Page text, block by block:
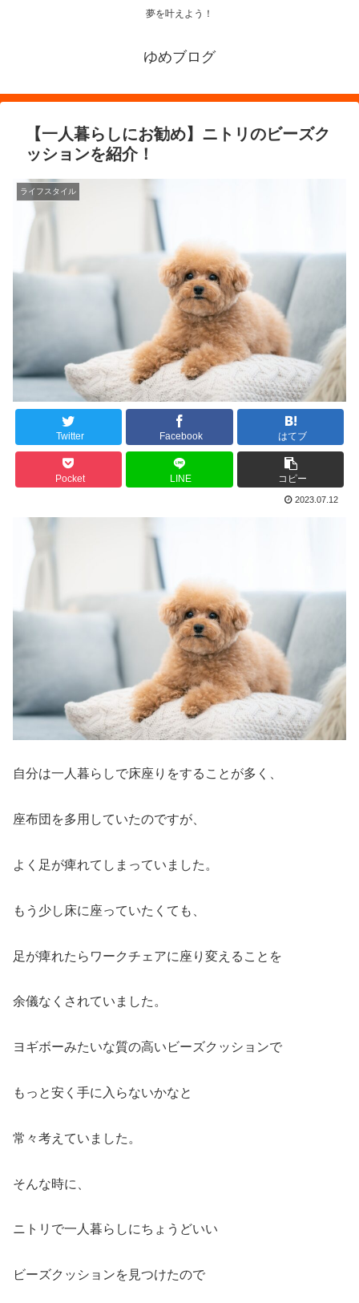
夢を叶えよう！
ゆめブログ
【一人暮らしにお勧め】ニトリのビーズク
ッションを紹介！
ライフスタイル
Twitter Facebook はてブ
Pocket LINE コピー
2023.07.12
自分は一人暮らしで床座りをすることが多く、
座布団を多用していたのですが、
よく足が痺れてしまっていました。
もう少し床に座っていたくても、
足が痺れたらワークチェアに座り変えることを
余儀なくされていました。
ヨギボーみたいな質の高いビーズクッションで
もっと安く手に入らないかなと
常々考えていました。
そんな時に、
ニトリで一人暮らしにちょうどいい
ビーズクッションを見つけたので